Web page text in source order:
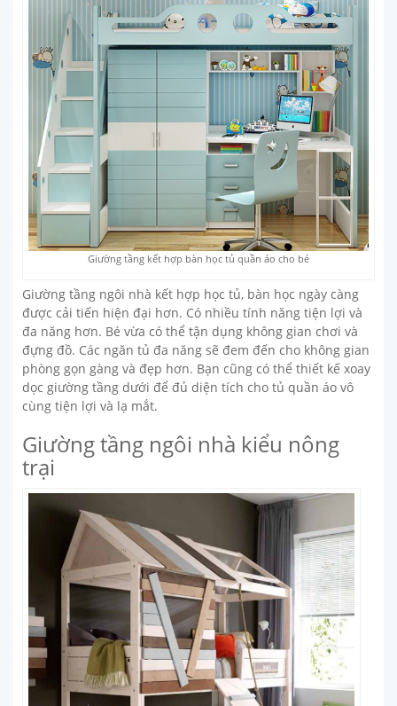
Giường tầng kết hợp bàn học tủ quần áo cho bé
Giường tầng ngôi nhà kết hợp học tủ, bàn học ngày càng
được cải tiến hiện đại hơn. Có nhiều tính năng tiện lợi và
đa năng hơn. Bé vừa có thể tận dụng không gian chơi và
đựng đồ. Các ngăn tủ đa năng sẽ đem đến cho không gian
phòng gọn gàng và đẹp hơn. Bạn cũng có thể thiết kế xoay
dọc giường tầng dưới để đủ diện tích cho tủ quần áo vô
cùng tiện lợi và lạ mắt.
Giường tầng ngôi nhà kiểu nông
trại